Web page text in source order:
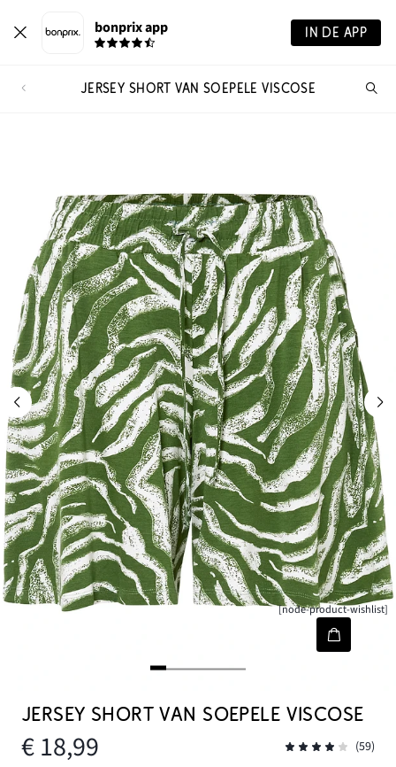
bonprix app IN DE APP
JERSEY SHORT VAN SOEPELE VISCOSE
[node-product-wishlist]
JERSEY SHORT VAN SOEPELE VISCOSE
€ 18,99
(59)